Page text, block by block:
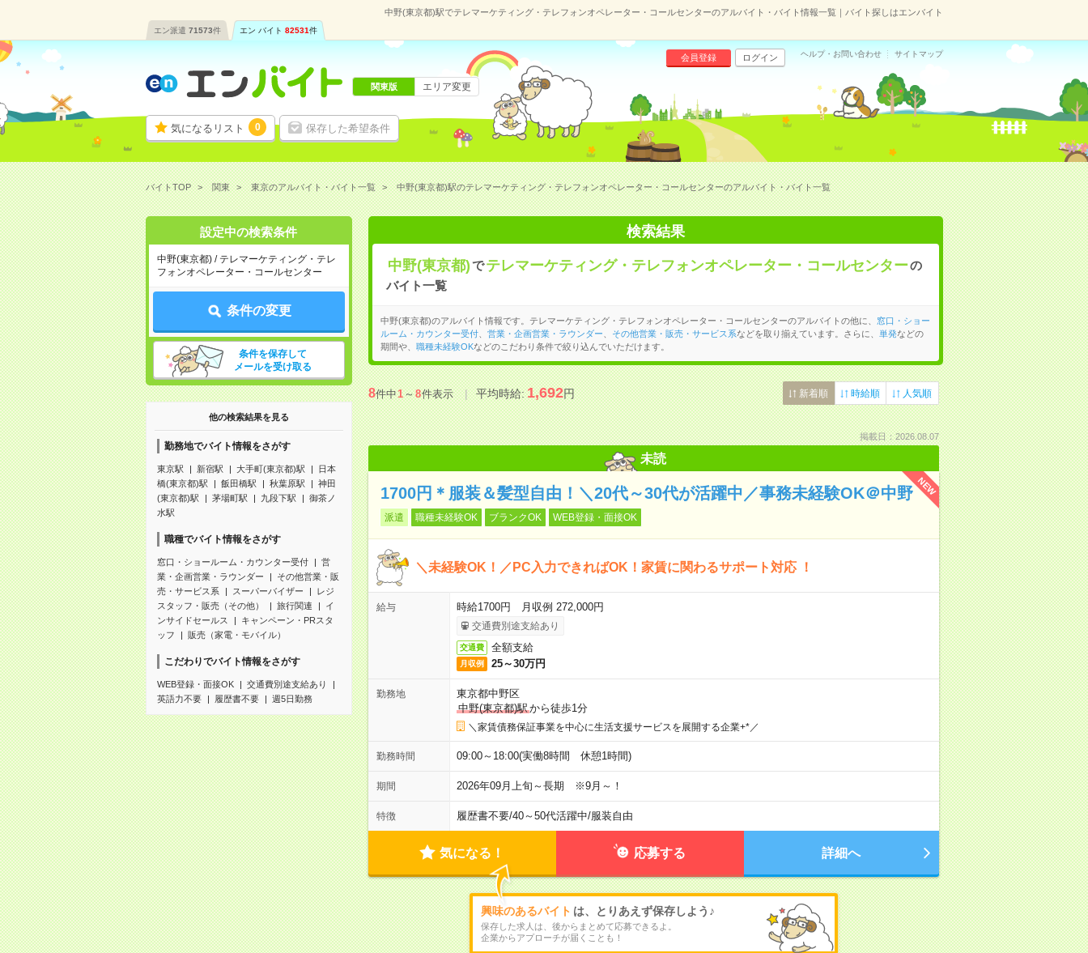
中野(東京都)駅でテレマーケティング・テレフォンオペレーター・コールセンターのアルバイト・バイト情報一覧｜バイト探しはエンバイト
エン派遣 71573件 エン バイト 82531件
気になるリスト 0 保存した希望条件
会員登録 ログイン ヘルプ・お問い合わせ サイトマップ
関東版 エリア変更
バイトTOP 関東 東京のアルバイト・バイト一覧 中野(東京都)駅のテレマーケティング・テレフォンオペレーター・コールセンターのアルバイト・バイト一覧
設定中の検索条件
中野(東京都) / テレマーケティング・テレ
フォンオペレーター・コールセンター
条件の変更
条件を保存して
メールを受け取る
他の検索結果を見る
勤務地でバイト情報をさがす
東京駅 新宿駅 大手町(東京都)駅
日本
橋(東京都)駅
飯田橋駅 秋葉原駅
神田
(東京都)駅
茅場町駅 九段下駅
御茶ノ
水駅
職種でバイト情報をさがす
窓口・ショールーム・カウンター受付
営
業・企画営業・ラウンダー
その他営業・販
売・サービス系
スーパーバイザー
レジ
スタッフ・販売（その他）
旅行関連
イ
ンサイドセールス
キャンペーン・PRスタ
ッフ
販売（家電・モバイル）
こだわりでバイト情報をさがす
WEB登録・面接OK
交通費別途支給あり
英語力不要
履歴書不要 週5日勤務
検索結果
中野(東京都)で テレマーケティング・テレフォンオペレーター・コールセンターの
バイト一覧
中野(東京都)のアルバイト情報です。テレマーケティング・テレフォンオペレーター・コールセンターのアルバイトの他に、
窓口・ショー
ルーム・カウンター受付、 営業・企画営業・ラウンダー その他営業・販売・サービス系などを取り揃えています。さらに、 単発などの
期間や、 職種未経験OKなどのこだわり条件で絞り込んでいただけます。
8件中1～8件表示 平均時給:1,692円 新着順 時給順 人気順
掲載日：2026.08.07
未読
NEW
1700円＊服装＆髪型自由！＼20代～30代が活躍中／事務未経験OK＠中野
派遣 職種未経験OK ブランクOK WEB登録・面接OK
＼未経験OK！／PC入力できればOK！家賃に関わるサポート対応 ！
給与 時給1700円 月収例 272,000円
交通費別途支給あり
交通費 全額支給
月収例 25～30万円
勤務地
東京都中野区
中野(東京都)駅から徒歩1分
＼家賃債務保証事業を中心に生活支援サービスを展開する企業+*／
勤務時間 09:00～18:00(実働8時間 休憩1時間)
期間 2026年09月上旬～長期 ※9月～！
特徴 履歴書不要/40～50代活躍中/服装自由
気になる！ 応募する 詳細へ
興味のあるバイト は、とりあえず保存しよう♪
保存した求人は、後からまとめて応募できるよ。
企業からアプローチが届くことも！